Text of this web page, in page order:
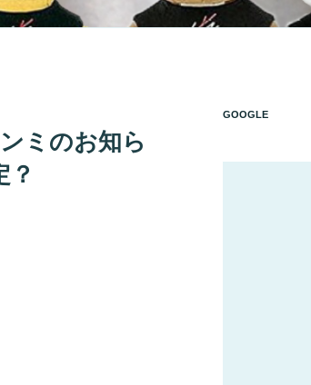
ミのお知ら
？
GOOGLE